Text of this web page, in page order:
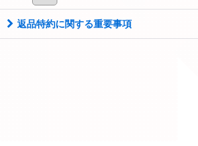
返品特約に関する重要事項